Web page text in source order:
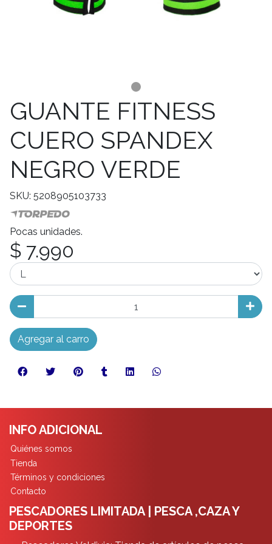
GUANTE FITNESS
CUERO SPANDEX
NEGRO VERDE
SKU: 5208905103733
Pocas unidades.
$ 7.990
Agregar al carro
INFO ADICIONAL
Quiénes somos
Tienda
Términos y condiciones
Contacto
PESCADORES LIMITADA | PESCA ,CAZA Y
DEPORTES